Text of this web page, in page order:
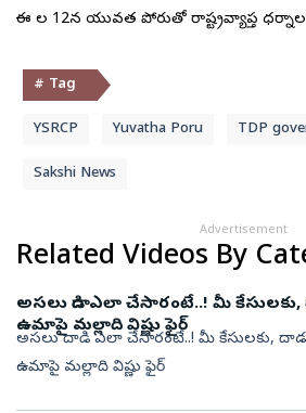
ఈ నెల 12న యువత పోరుతో రాష్ట్రవ్యాప్త
# Tag
YSRCP Yuvatha Poru TDP
Sakshi News
Advertisement
Related Videos By
అసలు దాడి ఎలా చేసారంటే..! మీ కేసులకు,
ఉమాపై మల్లాది విష్ణు ఫైర్
అసలు దాడి ఎలా చేసారంటే..! మీ కేసులకు,
ఉమాపై మల్లాది విష్ణు ఫైర్